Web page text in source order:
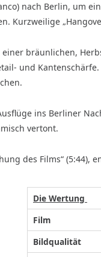
nach Berlin, um
Kurzweilige
einer bräunlichen,
und
ins Berliner
vertont.
des Films“ (5:44),
Die Wertung
Film
Bildqualität